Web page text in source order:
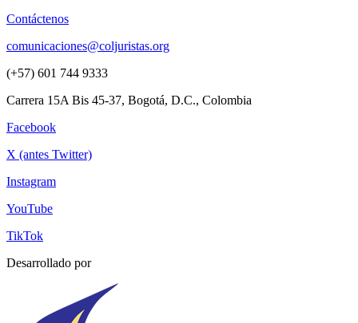
Contáctenos
comunicaciones@coljuristas.org
(+57) 601 744 9333
Carrera 15A Bis 45-37, Bogotá, D.C., Colombia
Facebook
X (antes Twitter)
Instagram
YouTube
TikTok
Desarrollado por